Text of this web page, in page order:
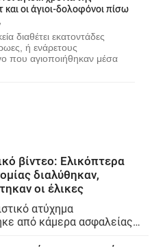
και οι άγιοι-δολοφόνοι πίσω
διαθέτει εκατοντάδες
ή ενάρετους
που αγιοποιήθηκαν μέσα